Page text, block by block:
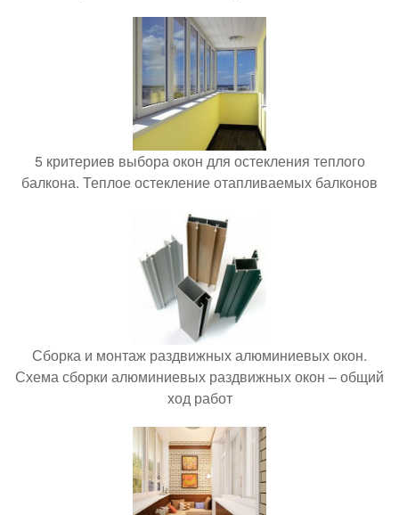
5 критериев выбора окон для остекления теплого
балкона. Теплое остекление отапливаемых балконов
Сборка и монтаж раздвижных алюминиевых окон.
Схема сборки алюминиевых раздвижных окон – общий
ход работ